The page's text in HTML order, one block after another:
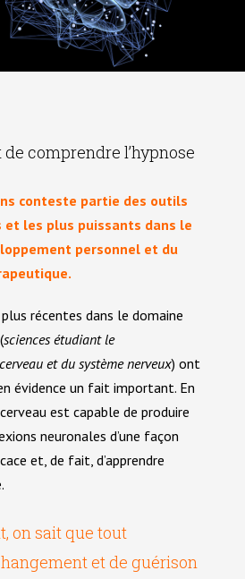
de l’hypnose et auto-hypnose
d’hypnose
hypnose
vous pensez ?
comprendre l’hypnose
conteste partie des outils
et les plus puissants dans le
personnel et du
récentes dans le domaine
sciences étudiant le
et du système nerveux) ont
évidence un fait important. En
est capable de produire
neuronales d’une façon
et, de fait, d’apprendre
on sait que tout
et de guérison